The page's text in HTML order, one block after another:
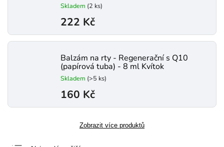
Skladem (2 ks)
222 Kč
Balzám na rty - Regenerační s Q10
(papírová tuba) - 8 ml Kvítok
Skladem (>5 ks)
160 Kč
Zobrazit více produktů